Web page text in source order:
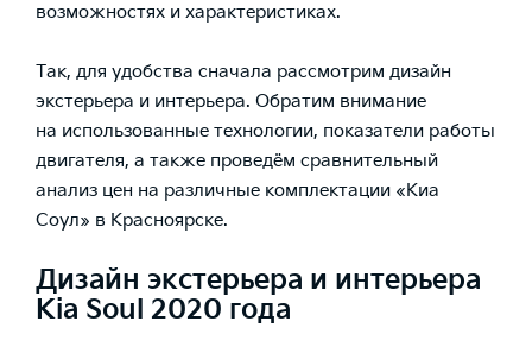
возможностях и характеристиках.
Так, для удобства сначала рассмотрим дизайн
экстерьера и интерьера. Обратим внимание
на использованные технологии, показатели работы
двигателя, а также проведём сравнительный
анализ цен на различные комплектации «Киа
Соул» в Красноярске.
Дизайн экстерьера и интерьера
Kia Soul 2020 года